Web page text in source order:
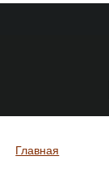
Главная